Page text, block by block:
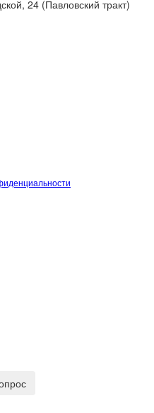
24 (Павловский тракт)